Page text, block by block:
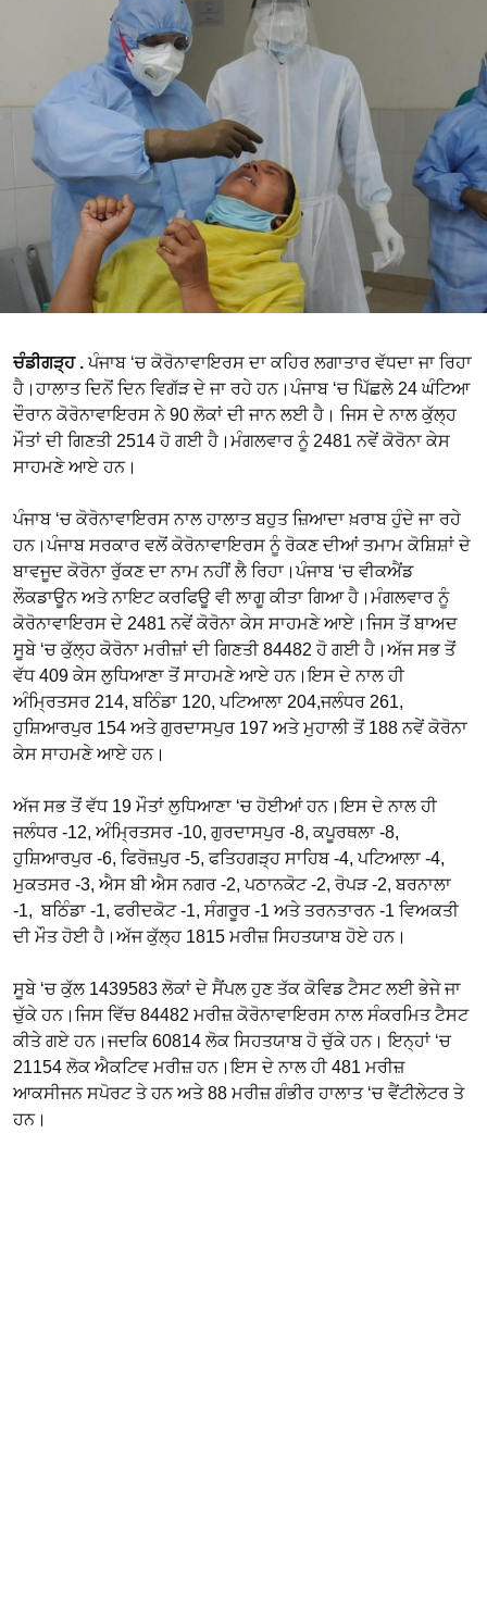
ਚੰਡੀਗੜ੍ਹ .ਪੰਜਾਬ ‘ਚ ਕੋਰੋਨਾਵਾਇਰਸ ਦਾ ਕਹਿਰ ਲਗਾਤਾਰ ਵੱਧਦਾ ਜਾ ਰਿਹਾ
ਹੈ।ਹਾਲਾਤ ਦਿਨੋਂ ਦਿਨ ਵਿਗੱੜ ਦੇ ਜਾ ਰਹੇ ਹਨ।ਪੰਜਾਬ ‘ਚ ਪਿੱਛਲੇ 24 ਘੰਟਿਆ
ਦੌਰਾਨ ਕੋਰੋਨਾਵਾਇਰਸ ਨੇ 90 ਲੋਕਾਂ ਦੀ ਜਾਨ ਲਈ ਹੈ। ਜਿਸ ਦੇ ਨਾਲ ਕੁੱਲ੍ਹ
ਮੌਤਾਂ ਦੀ ਗਿਣਤੀ 2514 ਹੋ ਗਈ ਹੈ।ਮੰਗਲਵਾਰ ਨੂੰ 2481 ਨਵੇਂ ਕੋਰੋਨਾ ਕੇਸ
ਸਾਹਮਣੇ ਆਏ ਹਨ।
ਪੰਜਾਬ ‘ਚ ਕੋਰੋਨਾਵਾਇਰਸ ਨਾਲ ਹਾਲਾਤ ਬਹੁਤ ਜ਼ਿਆਦਾ ਖ਼ਰਾਬ ਹੁੰਦੇ ਜਾ ਰਹੇ
ਹਨ।ਪੰਜਾਬ ਸਰਕਾਰ ਵਲੋਂ ਕੋਰੋਨਾਵਾਇਰਸ ਨੂੰ ਰੋਕਣ ਦੀਆਂ ਤਮਾਮ ਕੋਸ਼ਿਸ਼ਾਂ ਦੇ
ਬਾਵਜੂਦ ਕੋਰੋਨਾ ਰੁੱਕਣ ਦਾ ਨਾਮ ਨਹੀਂ ਲੈ ਰਿਹਾ।ਪੰਜਾਬ ‘ਚ ਵੀਕਐਂਡ
ਲੌਕਡਾਊਨ ਅਤੇ ਨਾਇਟ ਕਰਫਿਊ ਵੀ ਲਾਗੂ ਕੀਤਾ ਗਿਆ ਹੈ।ਮੰਗਲਵਾਰ ਨੂੰ
ਕੋਰੋਨਾਵਾਇਰਸ ਦੇ 2481 ਨਵੇਂ ਕੋਰੋਨਾ ਕੇਸ ਸਾਹਮਣੇ ਆਏ।ਜਿਸ ਤੋਂ ਬਾਅਦ
ਸੂਬੇ ‘ਚ ਕੁੱਲ੍ਹ ਕੋਰੋਨਾ ਮਰੀਜ਼ਾਂ ਦੀ ਗਿਣਤੀ 84482 ਹੋ ਗਈ ਹੈ।ਅੱਜ ਸਭ ਤੋਂ
ਵੱਧ 409 ਕੇਸ ਲੁਧਿਆਣਾ ਤੋਂ ਸਾਹਮਣੇ ਆਏ ਹਨ।ਇਸ ਦੇ ਨਾਲ ਹੀ
ਅੰਮ੍ਰਿਤਸਰ 214, ਬਠਿੰਡਾ 120, ਪਟਿਆਲਾ 204,ਜਲੰਧਰ 261,
ਹੁਸ਼ਿਆਰਪੁਰ 154 ਅਤੇ ਗੁਰਦਾਸਪੁਰ 197 ਅਤੇ ਮੁਹਾਲੀ ਤੋਂ 188 ਨਵੇਂ ਕੋਰੋਨਾ
ਕੇਸ ਸਾਹਮਣੇ ਆਏ ਹਨ।
ਅੱਜ ਸਭ ਤੋਂ ਵੱਧ 19 ਮੌਤਾਂ ਲੁਧਿਆਣਾ ‘ਚ ਹੋਈਆਂ ਹਨ।ਇਸ ਦੇ ਨਾਲ ਹੀ
ਜਲੰਧਰ -12, ਅੰਮ੍ਰਿਤਸਰ -10, ਗੁਰਦਾਸਪੁਰ -8, ਕਪੂਰਥਲਾ -8,
ਹੁਸ਼ਿਆਰਪੁਰ -6, ਫਿਰੋਜ਼ਪੁਰ -5, ਫਤਿਹਗੜ੍ਹ ਸਾਹਿਬ -4, ਪਟਿਆਲਾ -4,
ਮੁਕਤਸਰ -3, ਐਸ ਬੀ ਐਸ ਨਗਰ -2, ਪਠਾਨਕੋਟ -2, ਰੋਪੜ -2, ਬਰਨਾਲਾ
-1, ਬਠਿੰਡਾ -1, ਫਰੀਦਕੋਟ -1, ਸੰਗਰੂਰ -1 ਅਤੇ ਤਰਨਤਾਰਨ -1 ਵਿਅਕਤੀ
ਦੀ ਮੌਤ ਹੋਈ ਹੈ।ਅੱਜ ਕੁੱਲ੍ਹ 1815 ਮਰੀਜ਼ ਸਿਹਤਯਾਬ ਹੋਏ ਹਨ।
ਸੂਬੇ ‘ਚ ਕੁੱਲ 1439583 ਲੋਕਾਂ ਦੇ ਸੈਂਪਲ ਹੁਣ ਤੱਕ ਕੋਵਿਡ ਟੈਸਟ ਲਈ ਭੇਜੇ ਜਾ
ਚੁੱਕੇ ਹਨ।ਜਿਸ ਵਿੱਚ 84482 ਮਰੀਜ਼ ਕੋਰੋਨਾਵਾਇਰਸ ਨਾਲ ਸੰਕਰਮਿਤ ਟੈਸਟ
ਕੀਤੇ ਗਏ ਹਨ।ਜਦਕਿ 60814 ਲੋਕ ਸਿਹਤਯਾਬ ਹੋ ਚੁੱਕੇ ਹਨ। ਇਨ੍ਹਾਂ ‘ਚ
21154 ਲੋਕ ਐਕਟਿਵ ਮਰੀਜ਼ ਹਨ।ਇਸ ਦੇ ਨਾਲ ਹੀ 481 ਮਰੀਜ਼
ਆਕਸੀਜਨ ਸਪੋਰਟ ਤੇ ਹਨ ਅਤੇ 88 ਮਰੀਜ਼ ਗੰਭੀਰ ਹਾਲਾਤ ‘ਚ ਵੈਂਟੀਲੇਟਰ ਤੇ
ਹਨ।